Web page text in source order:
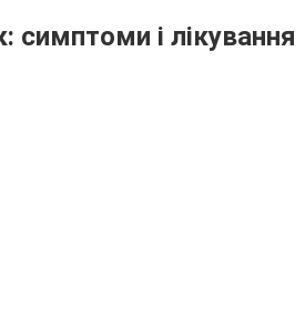
симптоми і лікування